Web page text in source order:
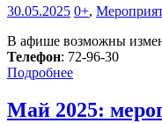
30.05.2025 0+,
В афише возможны
Телефон: 72-96-30
Подробнее
Май 2025: